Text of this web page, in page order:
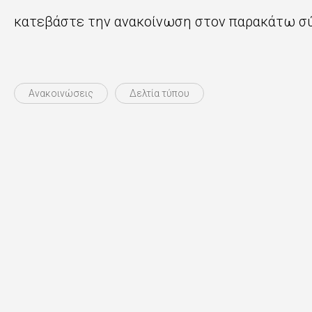
κατεβάστε την ανακοίνωση στον παρακάτω
Ανακοινώσεις Δελτία τύπου